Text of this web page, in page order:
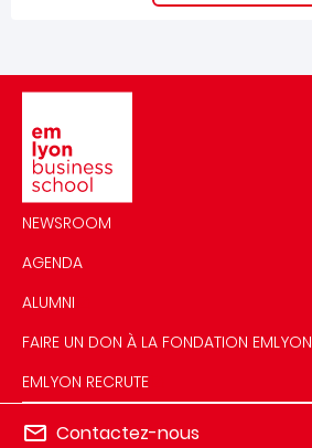
NEWSROOM
AGENDA
ALUMNI
FAIRE UN DON À LA FONDATION EMLYON
EMLYON RECRUTE
Contactez-nous